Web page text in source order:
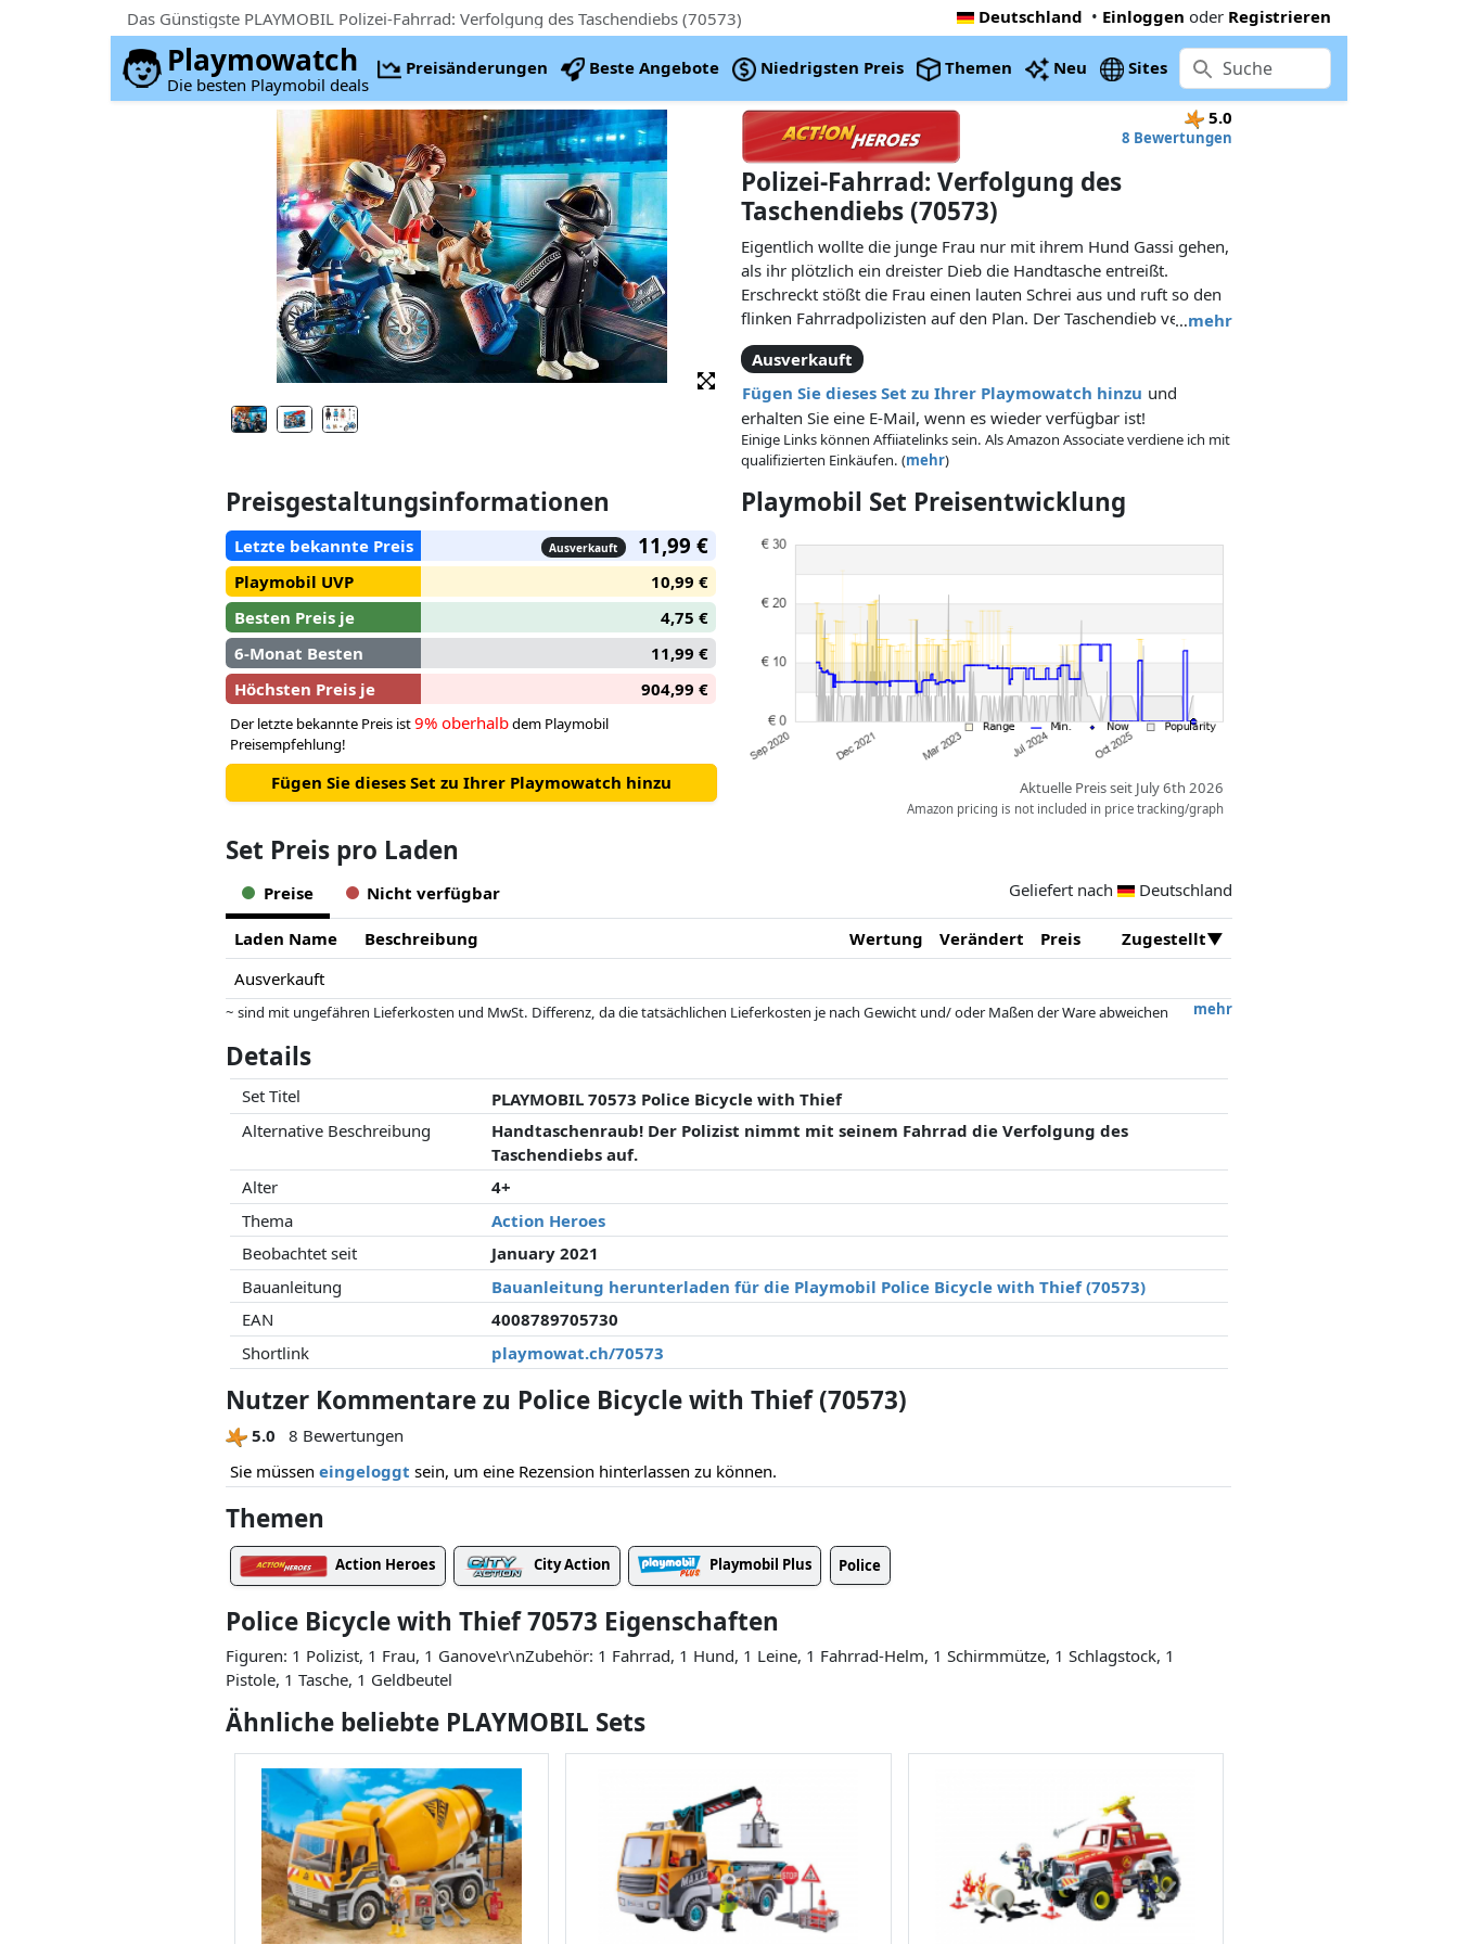
Das Günstigste PLAYMOBIL Polizei-Fahrrad: Verfolgung des Taschendiebs (70573) Deutschland • Einloggen oder Registrieren
Playmowatch
Die besten Playmobil deals
Preisänderungen Beste Angebote Niedrigsten Preis Themen Neu Sites
5.0
8 Bewertungen
Polizei-Fahrrad: Verfolgung des
Taschendiebs (70573)
…mehr
Eigentlich wollte die junge Frau nur mit ihrem Hund Gassi gehen,
als ihr plötzlich ein dreister Dieb die Handtasche entreißt.
Erschreckt stößt die Frau einen lauten Schrei aus und ruft so den
flinken Fahrradpolizisten auf den Plan. Der Taschendieb versucht
durch die engen Gassen zu fliehen, doch auf seinem Fahrrad
folgt ihm der Gesetzeshüter blitzschnell überallhin. Nach kurzer
Zeit läuft der Dieb in eine Sackgasse und der Polizist kann ihn
festnehmen. Die Frau ist überglücklich, als sie ihre Tasche samt
Inhalt zurückbekommt. Das Spielset enthält drei PLAYMOBIL-
Figuren, ein Polizei-Fahrrad, einen Hund, eine Tasche und viele
Ausverkauft
Fügen Sie dieses Set zu Ihrer Playmowatch hinzu und
erhalten Sie eine E-Mail, wenn es wieder verfügbar ist!
Einige Links können Affiiatelinks sein. Als Amazon Associate verdiene ich mit
qualifizierten Einkäufen. (mehr)
Preisgestaltungsinformationen
Letzte bekannte Preis Ausverkauft 11,99 €
Playmobil UVP
10,99 €
Besten Preis je
4,75 €
6-Monat Besten
11,99 €
Höchsten Preis je
904,99 €
Der letzte bekannte Preis ist9% oberhalbdem Playmobil
Preisempfehlung!
Fügen Sie dieses Set zu Ihrer Playmowatch hinzu
Playmobil Set Preisentwicklung
Aktuelle Preis seit July 6th 2026
Amazon pricing is not included in price tracking/graph
Set Preis pro Laden
Preise Nicht verfügbar Geliefert nach Deutschland
Laden Name Beschreibung Wertung Verändert Preis
Zugestellt
Ausverkauft
mehr
~ sind mit ungefähren Lieferkosten und MwSt. Differenz, da die tatsächlichen Lieferkosten je nach Gewicht und/ oder Maßen der Ware abweichen
Preise und Verfügbarkeiten können sich seit der letzten Aktualisierung geändert haben. Die Ordnung erfolgt rein nach dem Preis, Vergütungen durch
Partner haben darauf keinerlei Einfluss. Nur bei gleichen Preisen können historische Leistungen die Ordnung beeinflussen.
Details
Set Titel
PLAYMOBIL 70573 Police Bicycle with Thief
Alternative Beschreibung
Handtaschenraub! Der Polizist nimmt mit seinem Fahrrad die Verfolgung des
Taschendiebs auf.
Alter
4+
Thema
Action Heroes
Beobachtet seit
January 2021
Bauanleitung
Bauanleitung herunterladen für die Playmobil Police Bicycle with Thief (70573)
EAN
4008789705730
Shortlink
playmowat.ch/70573
Nutzer Kommentare zu Police Bicycle with Thief (70573)
5.0
8 Bewertungen
Sie müssen eingeloggt sein, um eine Rezension hinterlassen zu können.
Themen
Action Heroes City Action Playmobil Plus Police
Police Bicycle with Thief 70573 Eigenschaften
Figuren: 1 Polizist, 1 Frau, 1 Ganove\r\nZubehör: 1 Fahrrad, 1 Hund, 1 Leine, 1 Fahrrad-Helm, 1 Schirmmütze, 1 Schlagstock, 1
Pistole, 1 Tasche, 1 Geldbeutel
Ähnliche beliebte PLAYMOBIL Sets